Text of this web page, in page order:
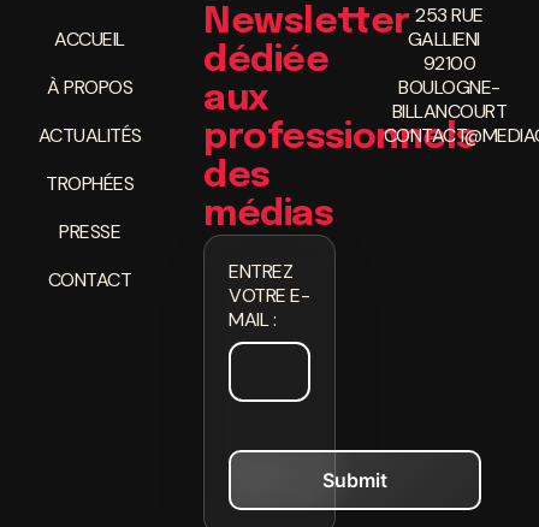
ACCUEIL
À PROPOS
ACTUALITÉS
TROPHÉES
PRESSE
CONTACT
Newsletter
dédiée
aux
professionnels
des
médias
ENTREZ
VOTRE E-
MAIL :
253 RUE
GALLIENI
92100
BOULOGNE-
BILLANCOURT